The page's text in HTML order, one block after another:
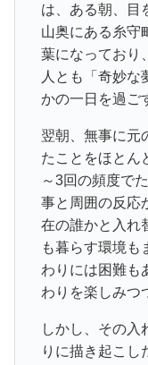
は、ある朝、目
山奥にある糸守
葉になっており
人とも「奇妙な
かの一日を過ご
翌朝、無事に元
たことをほとん
～3回の頻度で
事と周囲の反応
在の誰かと入れ
も暮らす環境も
わりには困難も
わりを楽しみつ
しかし、その入
りに描き起こし